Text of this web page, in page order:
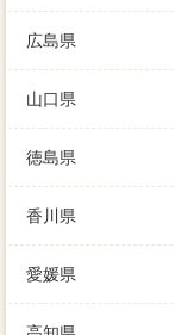
広島県
山口県
徳島県
香川県
愛媛県